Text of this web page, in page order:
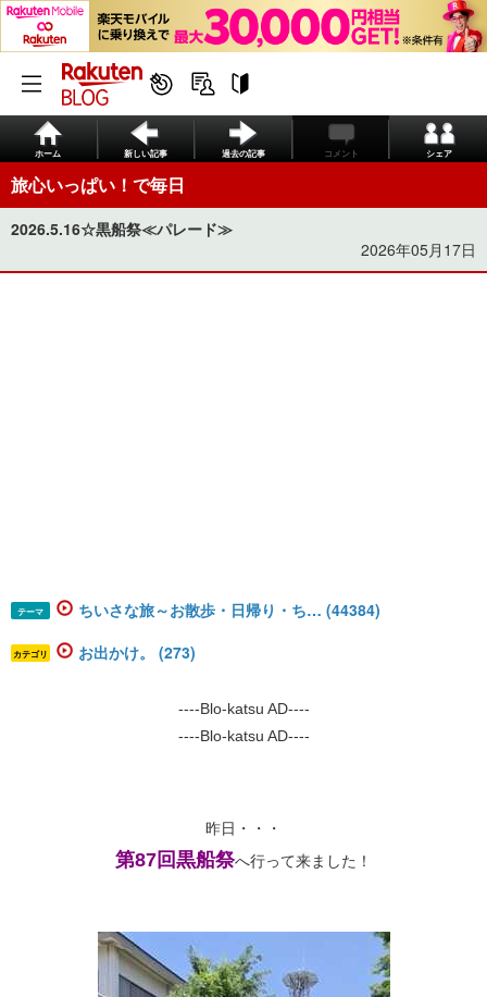
ホーム 新しい記事 過去の記事 コメント シェア
旅心いっぱい！で毎日
2026.5.16☆黒船祭≪パレード≫
2026年05月17日
テーマ ちいさな旅～お散歩・日帰り・ち… (44384)
カテゴリ お出かけ。 (273)
----Blo-katsu AD----
----Blo-katsu AD----
昨日・・・
第87回黒船祭へ行って来ました！